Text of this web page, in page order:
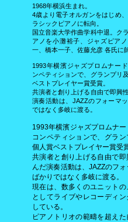
1968年横浜生まれ。
4歳より電子オルガンをはじめ
ラシックピアノに転向。
国立音楽大学作曲学科中退。ク
アノを小灘裕子、ジャズピア
一、橋本一子、佐藤允彦 各氏に
1993年横濱ジャズプロムナー
ンペティションで、グランプリ
ベストプレイヤー賞受賞。
共演者と創り上げる自由で即興
演奏活動は、JAZZのフォーマ
ではなく多岐に渡る。
1993年横濱ジャズプロムナー
コンペティションで、グラン
個人賞ベストプレイヤー賞受賞
共演者と創り上げる自由で即
んだ演奏活動は、JAZZのフォ
ばかりではなく多岐に渡る。
現在は、数多くのユニットの
としてライブやレコーディン
している。
ピアノトリオの範疇を超え